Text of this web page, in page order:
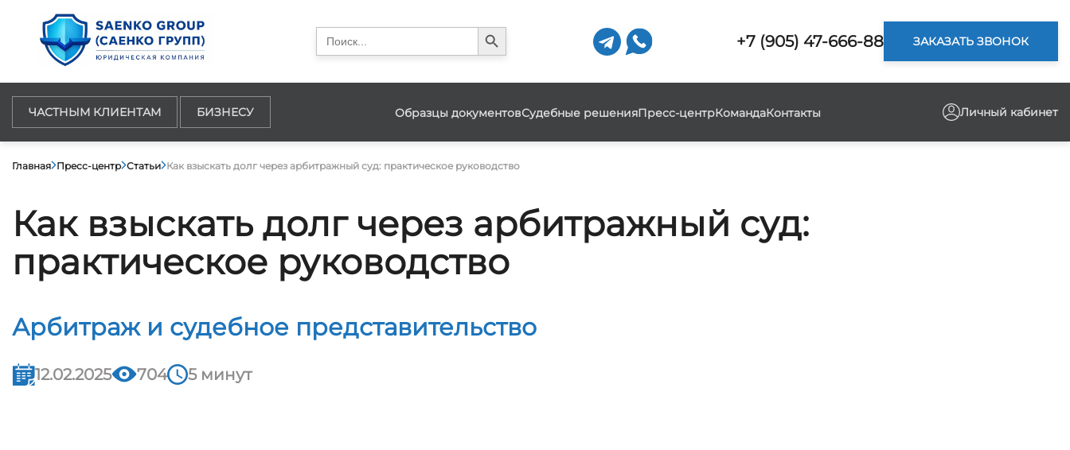
Search
for:
Search Button
+7 (905) 47-666-88 ЗАКАЗАТЬ ЗВОНОК
ЧАСТНЫМ КЛИЕНТАМ БИЗНЕСУ Образцы документовСудебные решенияПресс-центрКомандаКонтакты Личный кабинет
Главная Пресс-центр Статьи Как взыскать долг через арбитражный суд: практическое руководство
Как взыскать долг через арбитражный суд:
практическое руководство
Арбитраж и судебное представительство
12.02.2025 704 5 минут